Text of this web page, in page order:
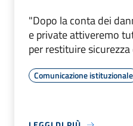
"Dopo la conta dei
e private attiveremo
per restituire
Comunicazione istituzionale